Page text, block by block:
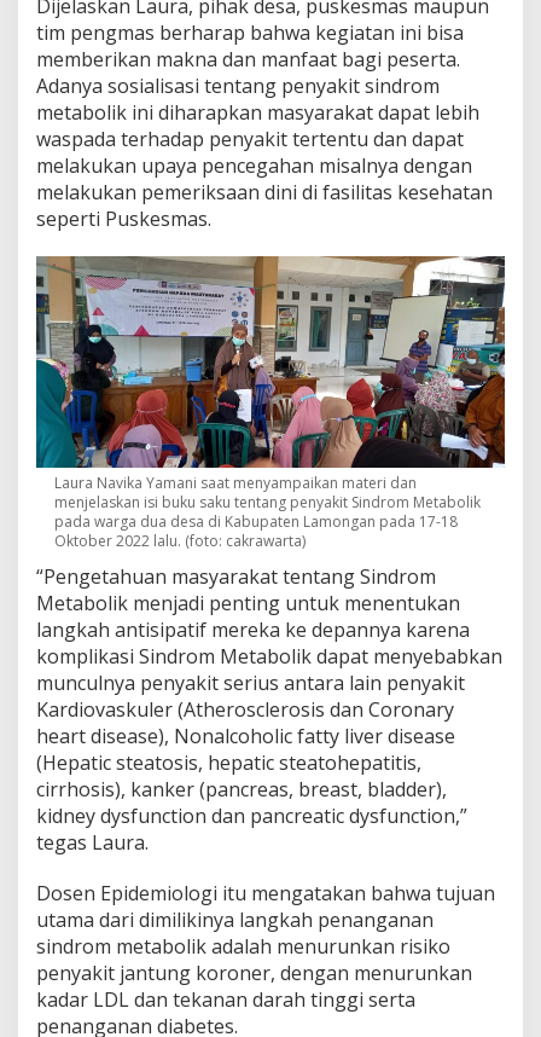
Dijelaskan Laura, pihak desa, puskesmas maupun
tim pengmas berharap bahwa kegiatan ini bisa
memberikan makna dan manfaat bagi peserta.
Adanya sosialisasi tentang penyakit sindrom
metabolik ini diharapkan masyarakat dapat lebih
waspada terhadap penyakit tertentu dan dapat
melakukan upaya pencegahan misalnya dengan
melakukan pemeriksaan dini di fasilitas kesehatan
seperti Puskesmas.
Laura Navika Yamani saat menyampaikan materi dan
menjelaskan isi buku saku tentang penyakit Sindrom Metabolik
pada warga dua desa di Kabupaten Lamongan pada 17-18
Oktober 2022 lalu. (foto: cakrawarta)
“Pengetahuan masyarakat tentang Sindrom
Metabolik menjadi penting untuk menentukan
langkah antisipatif mereka ke depannya karena
komplikasi Sindrom Metabolik dapat menyebabkan
munculnya penyakit serius antara lain penyakit
Kardiovaskuler (Atherosclerosis dan Coronary
heart disease), Nonalcoholic fatty liver disease
(Hepatic steatosis, hepatic steatohepatitis,
cirrhosis), kanker (pancreas, breast, bladder),
kidney dysfunction dan pancreatic dysfunction,”
tegas Laura.
Dosen Epidemiologi itu mengatakan bahwa tujuan
utama dari dimilikinya langkah penanganan
sindrom metabolik adalah menurunkan risiko
penyakit jantung koroner, dengan menurunkan
kadar LDL dan tekanan darah tinggi serta
penanganan diabetes.